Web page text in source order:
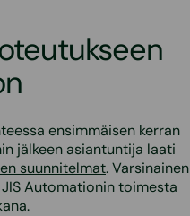
ensimmäisen kerran
jälkeen asiantuntija laati
suunnitelmat. Varsinainen
Automationin toimesta